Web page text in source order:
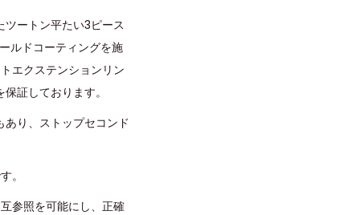
ートン平たい3ピース
ルドコーティングを施
エクステンションリン
証しております。
り、ストップセコンド
。
参照を可能にし、正確